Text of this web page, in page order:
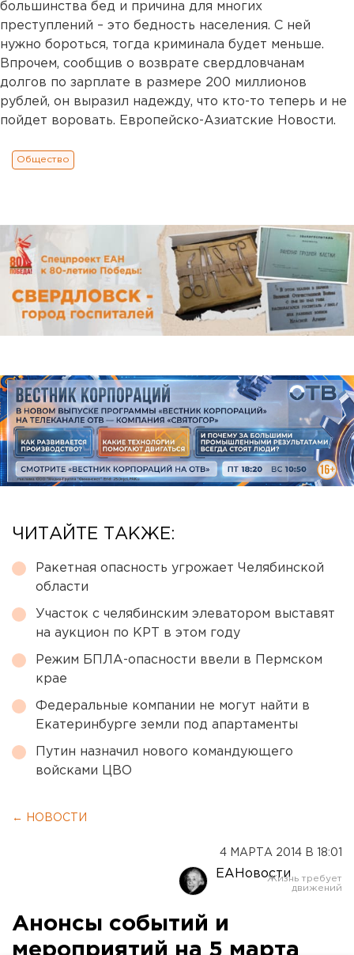
большинства бед и причина для многих
преступлений – это бедность населения. С ней
нужно бороться, тогда криминала будет меньше.
Впрочем, сообщив о возврате свердловчанам
долгов по зарплате в размере 200 миллионов
рублей, он выразил надежду, что кто-то теперь и не
пойдет воровать. Европейско-Азиатские Новости.
Общество
ЧИТАЙТЕ ТАКЖЕ:
Ракетная опасность угрожает Челябинской
области
Участок с челябинским элеватором выставят
на аукцион по КРТ в этом году
Режим БПЛА-опасности ввели в Пермском
крае
Федеральные компании не могут найти в
Екатеринбурге земли под апартаменты
Путин назначил нового командующего
войсками ЦВО
← НОВОСТИ
4 МАРТА 2014 В 18:01
ЕАНовости
Анонсы событий и
мероприятий на 5 марта